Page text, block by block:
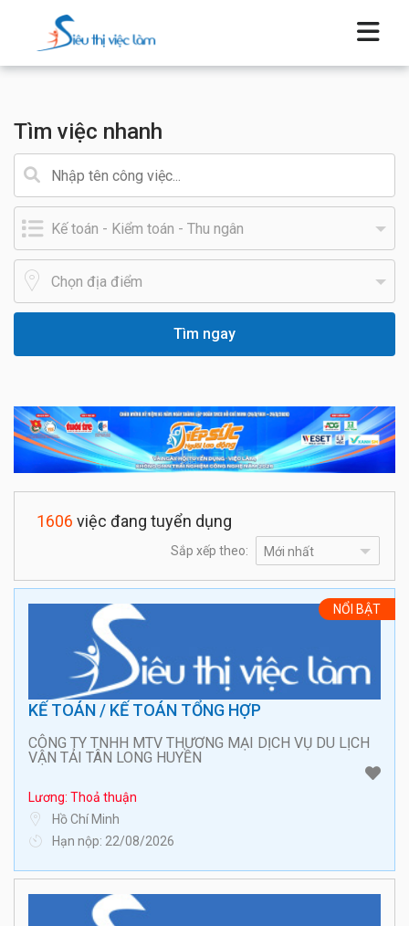
Tìm việc nhanh
Tìm ngay
1606 việc đang tuyển dụng
Sắp xếp theo:
KẾ TOÁN / KẾ TOÁN TỔNG HỢP
CÔNG TY TNHH MTV THƯƠNG MẠI DỊCH VỤ DU LỊCH
VẬN TẢI TÂN LONG HUYỀN
Lương: Thoả thuận
Hồ Chí Minh
Hạn nộp: 22/08/2026
NỔI BẬT